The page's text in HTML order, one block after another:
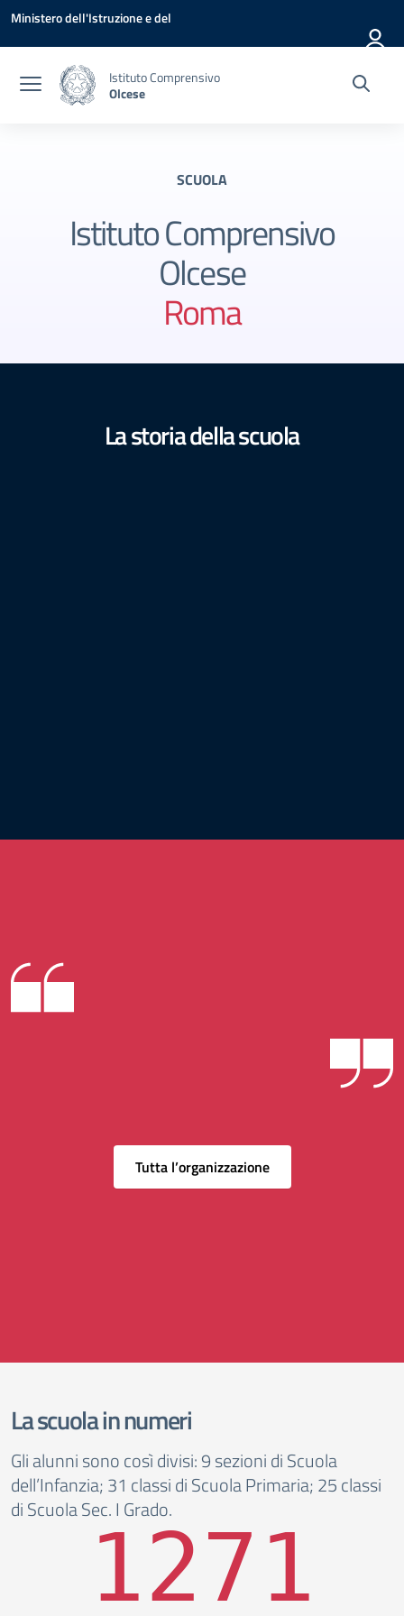
Vai ai contenuti
Vai al menu di navigazione
Vai al footer
Ministero dell'Istruzione e del
Istituto Comprensivo
Olcese
SCUOLA
Istituto Comprensivo
Olcese
Roma
La storia della scuola
Tutta l’organizzazione
La scuola in numeri
Gli alunni sono così divisi: 9 sezioni di Scuola
dell’Infanzia; 31 classi di Scuola Primaria; 25 classi
di Scuola Sec. I Grado.
1271